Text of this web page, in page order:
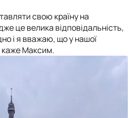
свою країну на
це велика відповідальність,
і я вважаю, що у нашої
Максим.